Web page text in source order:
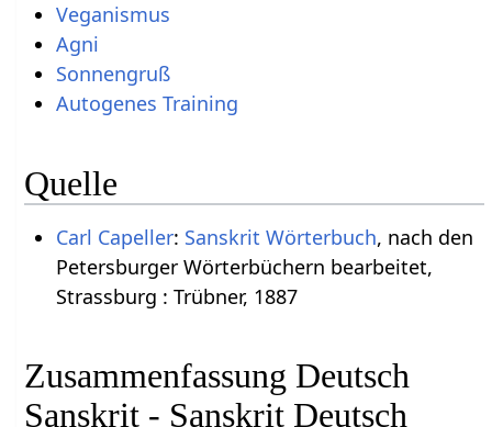
Veganismus
Agni
Sonnengruß
Autogenes Training
Quelle
Carl Capeller: Sanskrit Wörterbuch, nach den
Petersburger Wörterbüchern bearbeitet,
Strassburg : Trübner, 1887
Zusammenfassung Deutsch
Sanskrit - Sanskrit Deutsch